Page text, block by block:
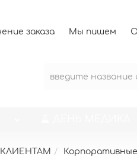
заказа Мы пишем